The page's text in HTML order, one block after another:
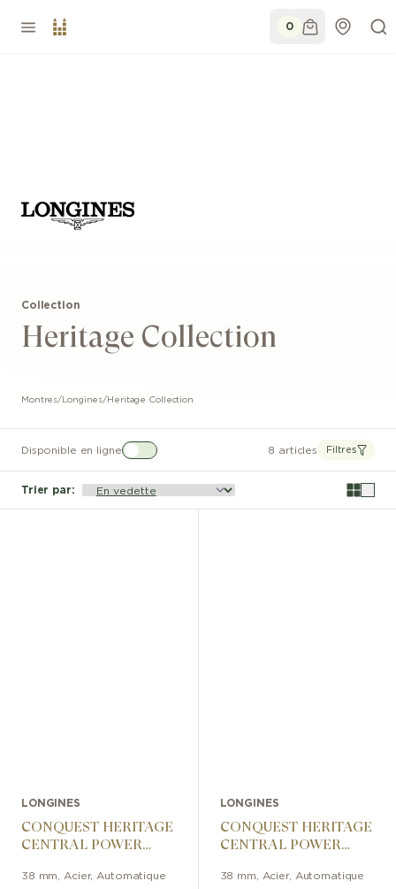
0
Collection
Heritage Collection
Montres/ Longines/ Heritage Collection
Disponible en ligne 8 articles Filtres
Trier par:
LONGINES
CONQUEST HERITAGE
CENTRAL POWER
38 mm Acier, Automatique
LONGINES
CONQUEST HERITAGE
CENTRAL POWER
38 mm Acier, Automatique